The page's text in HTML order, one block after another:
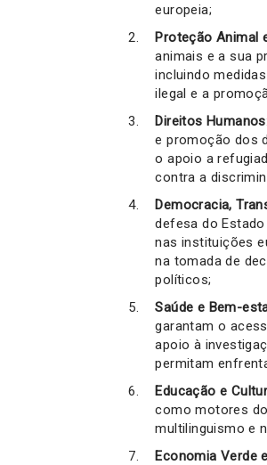
europeia;
Proteção Animal
animais e a sua
incluindo
ilegal e a
Direitos Humanos
e promoção dos
o apoio a
contra a
Democracia,
defesa do
nas instituições
na tomada de
políticos;
Saúde e Bem-
garantam o
apoio à
permitam
Educação e
como motores
multilinguismo e
Economia Verde